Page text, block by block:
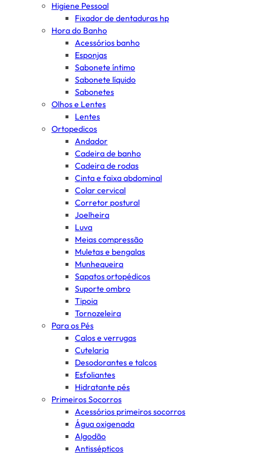
Higiene Pessoal
Fixador de dentaduras hp
Hora do Banho
Acessórios banho
Esponjas
Sabonete íntimo
Sabonete líquido
Sabonetes
Olhos e Lentes
Lentes
Ortopedicos
Andador
Cadeira de banho
Cadeira de rodas
Cinta e faixa abdominal
Colar cervical
Corretor postural
Joelheira
Luva
Meias compressão
Muletas e bengalas
Munhequeira
Sapatos ortopédicos
Suporte ombro
Tipoia
Tornozeleira
Para os Pés
Calos e verrugas
Cutelaria
Desodorantes e talcos
Esfoliantes
Hidratante pés
Primeiros Socorros
Acessórios primeiros socorros
Água oxigenada
Algodão
Antissépticos